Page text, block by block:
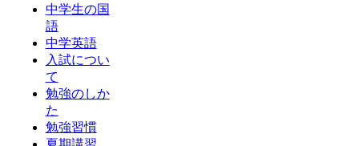
中学生の国
語
中学英語
入試につい
て
勉強のしか
た
勉強習慣